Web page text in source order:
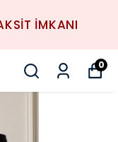
İMKANI
0